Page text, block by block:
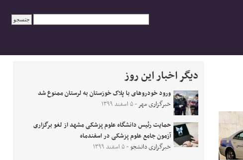
دیگر اخبار این روز
ورود خودروهای با پلاک خوزستان به لرستان ممنوع شد
خبرگزاری مهر- ۵ اسفند ۱۳۹۹
حمایت رئیس دانشگاه علوم پزشکی مشهد از لغو برگزاری
آزمون جامع علوم پزشکی در اسفندماه
خبرگزاری دانشجو- ۵ اسفند ۱۳۹۹